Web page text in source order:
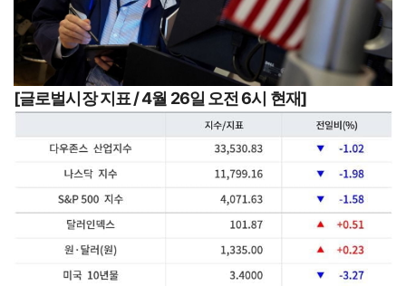
[글로벌시장 지표 / 4월 26일 오전 6시 현재]